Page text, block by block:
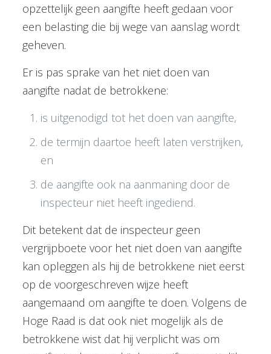
opzettelijk geen aangifte heeft gedaan voor
een belasting die bij wege van aanslag wordt
geheven.
Er is pas sprake van het niet doen van
aangifte nadat de betrokkene:
is uitgenodigd tot het doen van aangifte,
de termijn daartoe heeft laten verstrijken,
en
de aangifte ook na aanmaning door de
inspecteur niet heeft ingediend.
Dit betekent dat de inspecteur geen
vergrijpboete voor het niet doen van aangifte
kan opleggen als hij de betrokkene niet eerst
op de voorgeschreven wijze heeft
aangemaand om aangifte te doen. Volgens de
Hoge Raad is dat ook niet mogelijk als de
betrokkene wist dat hij verplicht was om